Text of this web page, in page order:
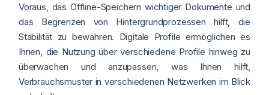
Voraus, das Offline-Speichern wichtiger Dokumente und
das Begrenzen von Hintergrundprozessen hilft, die
Stabilität zu bewahren. Digitale Profile ermöglichen es
Ihnen, die Nutzung über verschiedene Profile hinweg zu
überwachen und anzupassen, was Ihnen hilft,
Verbrauchsmuster in verschiedenen Netzwerken im Blick